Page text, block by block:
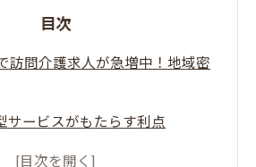
目次
訪問介護求人が急増中！地域密
サービスがもたらす利点
訪問介護求人の特徴